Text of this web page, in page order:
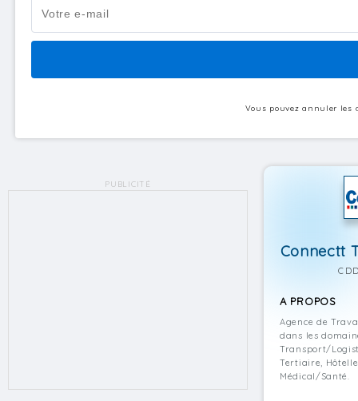
Vous pouvez annuler les
PUBLICITÉ
Connectt
A PROPOS
Agence de
dans les
Transport/
Tertiaire,
Médical/Santé.